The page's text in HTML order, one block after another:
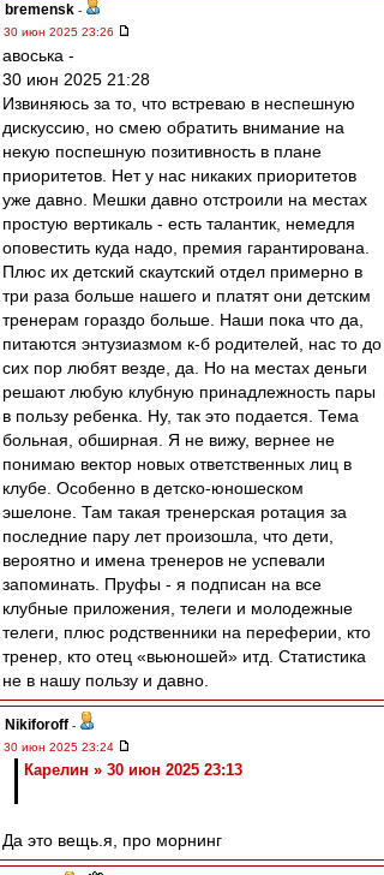
bremensk -
30 июн 2025 23:26
авоська -
30 июн 2025 21:28
Извиняюсь за то, что встреваю в неспешную
дискуссию, но смею обратить внимание на
некую поспешную позитивность в плане
приоритетов. Нет у нас никаких приоритетов
уже давно. Мешки давно отстроили на местах
простую вертикаль - есть талантик, немедля
оповестить куда надо, премия гарантирована.
Плюс их детский скаутский отдел примерно в
три раза больше нашего и платят они детским
тренерам гораздо больше. Наши пока что да,
питаются энтузиазмом к-б родителей, нас то до
сих пор любят везде, да. Но на местах деньги
решают любую клубную принадлежность пары
в пользу ребенка. Ну, так это подается. Тема
больная, обширная. Я не вижу, вернее не
понимаю вектор новых ответственных лиц в
клубе. Особенно в детско-юношеском
эшелоне. Там такая тренерская ротация за
последние пару лет произошла, что дети,
вероятно и имена тренеров не успевали
запоминать. Пруфы - я подписан на все
клубные приложения, телеги и молодежные
телеги, плюс родственники на переферии, кто
тренер, кто отец «вьюношей» итд. Статистика
не в нашу пользу и давно.
Nikiforoff -
30 июн 2025 23:24
Карелин » 30 июн 2025 23:13
Да это вещь.я, про морнинг